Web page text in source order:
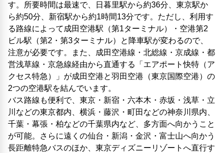
す。所要時間は最速で、日暮里駅から約36分、東京駅か
ら約50分、新宿駅から約1時間13分です。ただし、利用す
る路線によって成田空港駅（第1ターミナル）・空港第2
ビル駅（第2・第3ターミナル）と降車駅が変わるので、
注意が必要です。また、成田空港線・北総線・京成線・都
営浅草線・京急線経由から直通する「エアポート快特（ア
クセス特急）」が成田空港と羽田空港（東京国際空港）の
2つの空港駅を結んでいます。
バス路線も便利で、東京・新宿・六本木・赤坂・浅草・立
川などの東京都内、横浜・藤沢・町田などの神奈川県内、
千葉・幕張・柏などの千葉県内など、多方面へ向かうこと
が可能。さらに遠くの仙台・新潟・金沢・富士山へ向かう
長距離特急バスのほか、東京ディズニーリゾートへ直行す